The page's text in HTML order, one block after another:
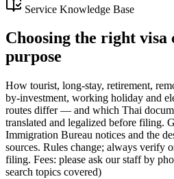
Service Knowledge Base
Choosing the right
purpose
How tourist, long-stay, retirement,
by-investment, working holiday and
routes differ — and which Thai
translated and legalized before filing.
Immigration Bureau notices and the
sources. Rules change; always verify
filing. Fees: please ask our staff by
search topics covered)